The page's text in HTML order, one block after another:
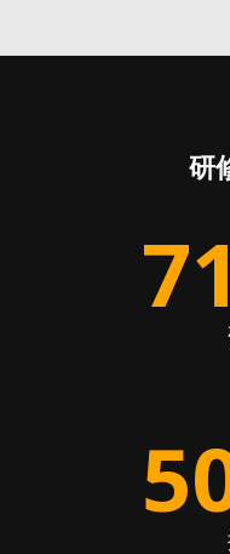
研